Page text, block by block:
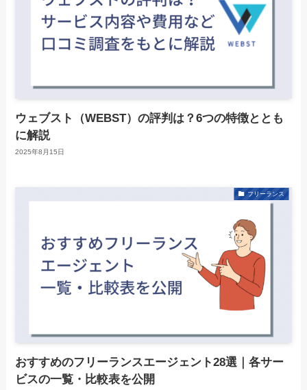
ウェブスト（WEBST）の評判は？6つの特徴ととも
に解説
2025年8月15日
フリーランス
おすすめのフリーランスエージェント28選｜各サー
ビスの一覧・比較表を公開